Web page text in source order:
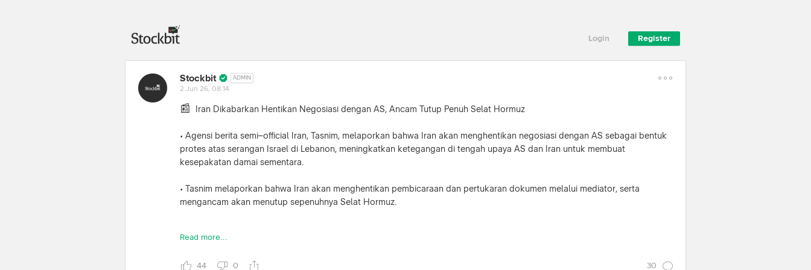
Login Register
Stockbit ADMIN
2 Jun 26, 08:14
📰 Iran Dikabarkan Hentikan Negosiasi dengan AS, Ancam Tutup Penuh Selat Hormuz
• Agensi berita semi–official Iran, Tasnim, melaporkan bahwa Iran akan menghentikan negosiasi dengan AS sebagai bentuk
protes atas serangan Israel di Lebanon, meningkatkan ketegangan di tengah upaya AS dan Iran untuk membuat
kesepakatan damai sementara.
• Tasnim melaporkan bahwa Iran akan menghentikan pembicaraan dan pertukaran dokumen melalui mediator, serta
mengancam akan menutup sepenuhnya Selat Hormuz.
Read more...
44 0 30